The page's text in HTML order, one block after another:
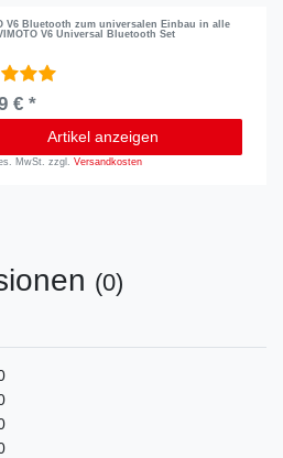
V6 Bluetooth zum universalen Einbau in alle
V6 Universal Bluetooth Set
€ *
Artikel anzeigen
MwSt. zzgl.Versandkosten
(0)